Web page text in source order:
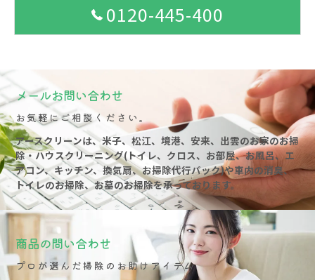
0120-445-400
メールお問い合わせ
お気軽にご相談ください。
アースクリーンは、米子、松江、境港、安来、出雲のお家のお掃
除・ハウスクリーニング(トイレ、クロス、お部屋、お風呂、エ
アコン、キッチン、換気扇、お掃除代行パック)や車内の消臭、
トイレのお掃除、お墓のお掃除を承っております。
商品の問い合わせ
プロが選んだ掃除のお助けアイテム